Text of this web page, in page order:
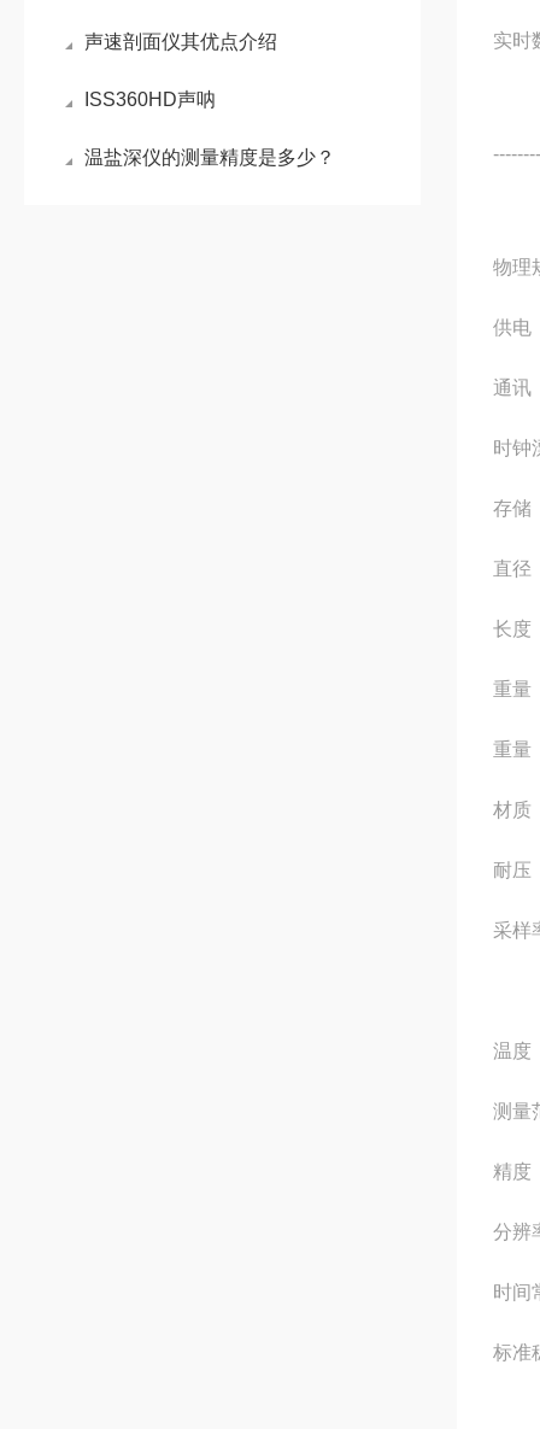
声速剖面仪其优点介绍
ISS360HD声呐
温盐深仪的测量精度是多少？
实时
物理
供电
通讯
时钟
存储
直径
长度
重量
重量
材质
耐压
采样
温度
测量
精度
分辨
时间
标准